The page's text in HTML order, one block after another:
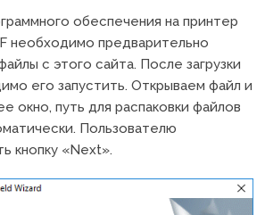
обеспечения на принтер
необходимо предварительно
с этого сайта. После загрузки
его запустить. Открываем файл и
окно, путь для распаковки файлов
Пользователю
кнопку «Next».